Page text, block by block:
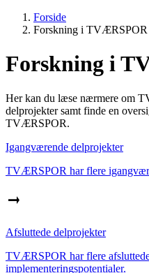
Forside
Forskning i TVÆRSPOR
Forskning i
Her kan du læse nærmere om
delprojekter samt finde en
TVÆRSPOR.
Igangværende delprojekter
TVÆRSPOR har flere
Afsluttede delprojekter
TVÆRSPOR har flere
implementeringspotentialer.